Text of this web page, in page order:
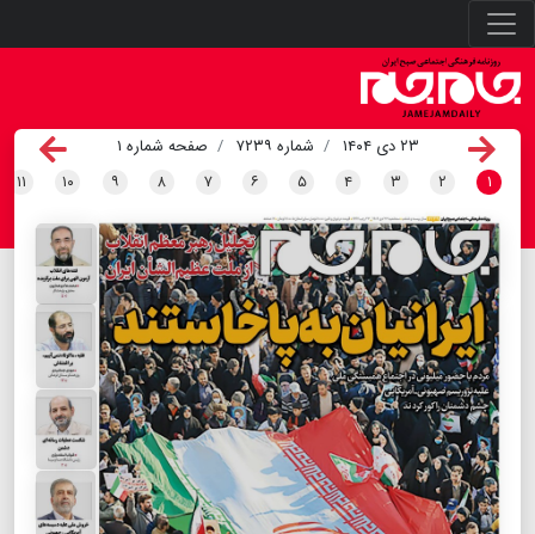
۲۳ دی ۱۴۰۴ شماره ۷۲۳۹
صفحه شماره ۱
۱
۲ ۳ ۴ ۵ ۶ ۷ ۸ ۹ ۱۰ ۱۱